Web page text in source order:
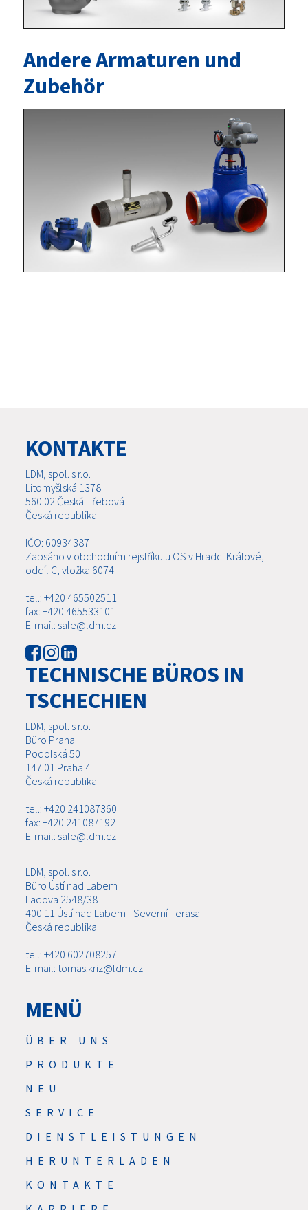
Andere Armaturen und
Zubehör
KONTAKTE
LDM, spol. s r.o.
Litomyšlská 1378
560 02 Česká Třebová
Česká republika
IČO: 60934387
Zapsáno v obchodním rejstříku u OS v Hradci Králové,
oddíl C, vložka 6074
tel.: +420 465502511
fax: +420 465533101
E-mail: sale@ldm.cz
TECHNISCHE BÜROS IN
TSCHECHIEN
LDM, spol. s r.o.
Büro Praha
Podolská 50
147 01 Praha 4
Česká republika
tel.: +420 241087360
fax: +420 241087192
E-mail: sale@ldm.cz
LDM, spol. s r.o.
Büro Ústí nad Labem
Ladova 2548/38
400 11 Ústí nad Labem - Severní Terasa
Česká republika
tel.: +420 602708257
E-mail: tomas.kriz@ldm.cz
MENÜ
ÜBER UNS
PRODUKTE
NEU
SERVICE
DIENSTLEISTUNGEN
HERUNTERLADEN
KONTAKTE